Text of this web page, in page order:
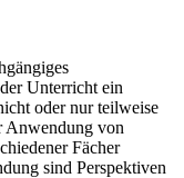
Unterricht ein
oder nur teilweise
Anwendung von
Fächer
sind Perspektiven